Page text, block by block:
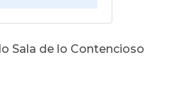
Sala de lo Contencioso